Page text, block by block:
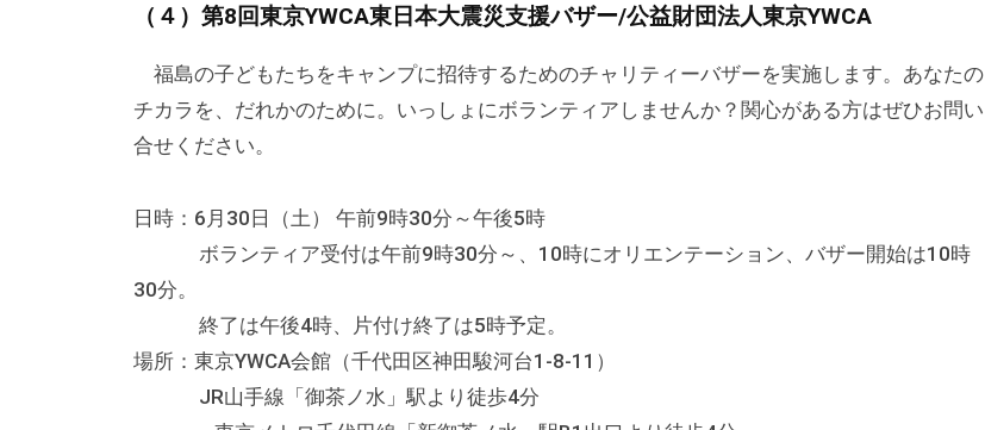
ぴ
1
1
で
（４）第8回東京YWCA東日本大震災支援バザー/公益財団法人東京YWCA
福島の子どもたちをキャンプに招待するためのチャリティーバザーを実施します。あなたの
チカラを、だれかのために。いっしょにボランティアしませんか？関心がある方はぜひお問い
合せください。
日時：6月30日（土） 午前9時30分～午後5時
ボランティア受付は午前9時30分～、10時にオリエンテーション、バザー開始は10時
30分。
終了は午後4時、片付け終了は5時予定。
場所：東京YWCA会館（千代田区神田駿河台1-8-11）
JR山手線「御茶ノ水」駅より徒歩4分